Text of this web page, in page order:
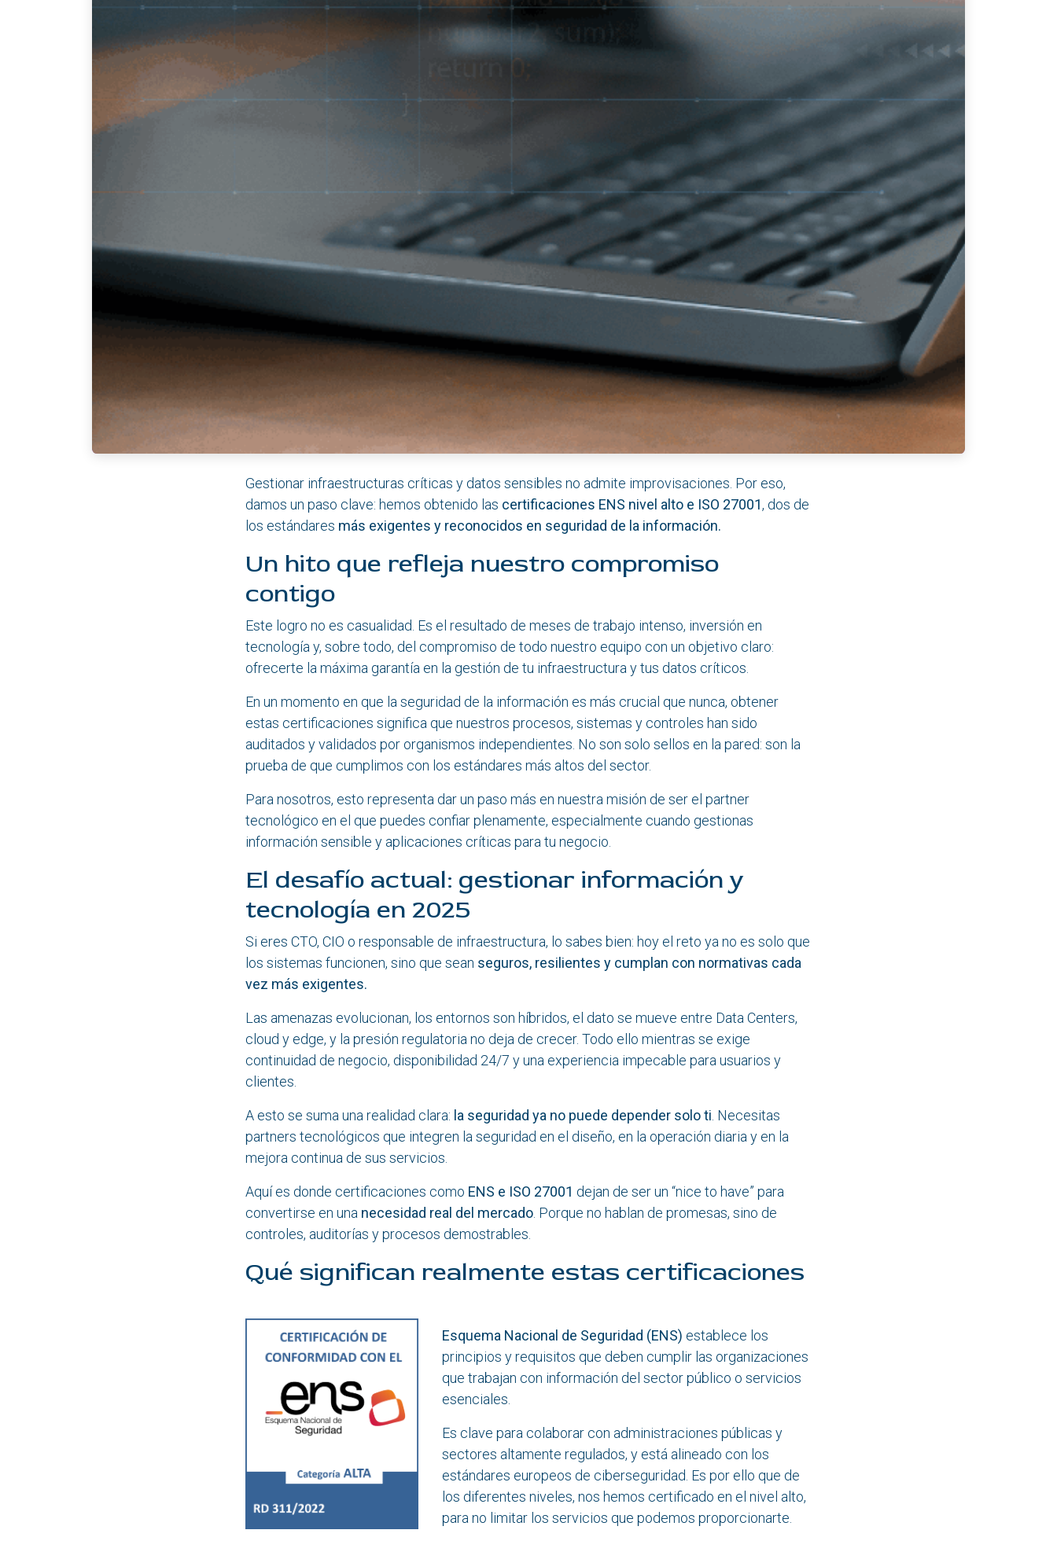
Gestionar infraestructuras críticas y datos sensibles no admite improvisaciones. Por eso,
damos un paso clave: hemos obtenido las certificaciones ENS nivel alto e ISO 27001, dos de
los estándares más exigentes y reconocidos en seguridad de la información.
Un hito que refleja nuestro compromiso
contigo
Este logro no es casualidad. Es el resultado de meses de trabajo intenso, inversión en
tecnología y, sobre todo, del compromiso de todo nuestro equipo con un objetivo claro:
ofrecerte la máxima garantía en la gestión de tu infraestructura y tus datos críticos.
En un momento en que la seguridad de la información es más crucial que nunca, obtener
estas certificaciones significa que nuestros procesos, sistemas y controles han sido
auditados y validados por organismos independientes. No son solo sellos en la pared: son la
prueba de que cumplimos con los estándares más altos del sector.
Para nosotros, esto representa dar un paso más en nuestra misión de ser el partner
tecnológico en el que puedes confiar plenamente, especialmente cuando gestionas
información sensible y aplicaciones críticas para tu negocio.
El desafío actual: gestionar información y
tecnología en 2025
Si eres CTO, CIO o responsable de infraestructura, lo sabes bien: hoy el reto ya no es solo que
los sistemas funcionen, sino que sean seguros, resilientes y cumplan con normativas cada
vez más exigentes.
Las amenazas evolucionan, los entornos son híbridos, el dato se mueve entre Data Centers,
cloud y edge, y la presión regulatoria no deja de crecer. Todo ello mientras se exige
continuidad de negocio, disponibilidad 24/7 y una experiencia impecable para usuarios y
clientes.
A esto se suma una realidad clara: la seguridad ya no puede depender solo ti . Necesitas
partners tecnológicos que integren la seguridad en el diseño, en la operación diaria y en la
mejora continua de sus servicios.
Aquí es donde certificaciones como ENS e ISO 27001 dejan de ser un “nice to have” para
convertirse en una necesidad real del mercado . Porque no hablan de promesas, sino de
controles, auditorías y procesos demostrables.
Qué significan realmente estas certificaciones
Esquema Nacional de Seguridad (ENS) establece los
principios y requisitos que deben cumplir las organizaciones
que trabajan con información del sector público o servicios
esenciales.
Es clave para colaborar con administraciones públicas y
sectores altamente regulados, y está alineado con los
estándares europeos de ciberseguridad. Es por ello que de
los diferentes niveles, nos hemos certificado en el nivel alto,
para no limitar los servicios que podemos proporcionarte.